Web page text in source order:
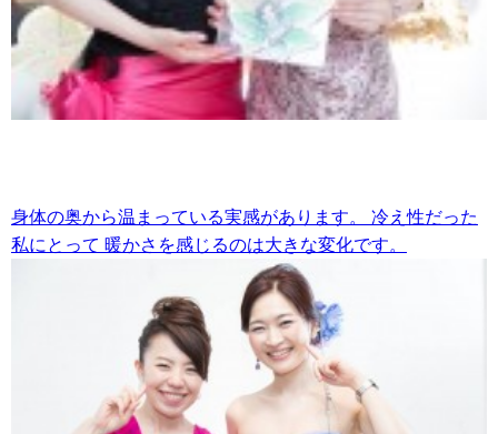
身体の奥から温まっている実感があります。 冷え性だった
私にとって 暖かさを感じるのは大きな変化です。